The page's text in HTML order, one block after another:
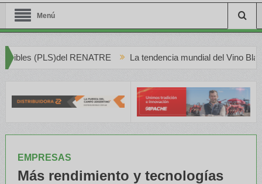
Menú
La tendencia mundial del Vino Blanco en Creciente
EMPRESAS
Más rendimiento y tecnologías